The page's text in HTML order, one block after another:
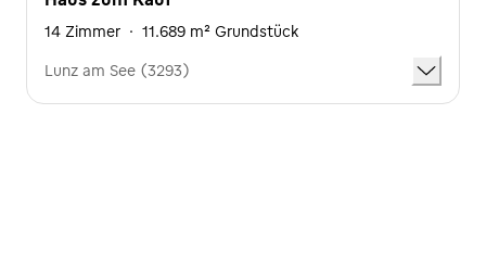
14 Zimmer · 11.689 m² Grundstück
Lunz am See (3293)